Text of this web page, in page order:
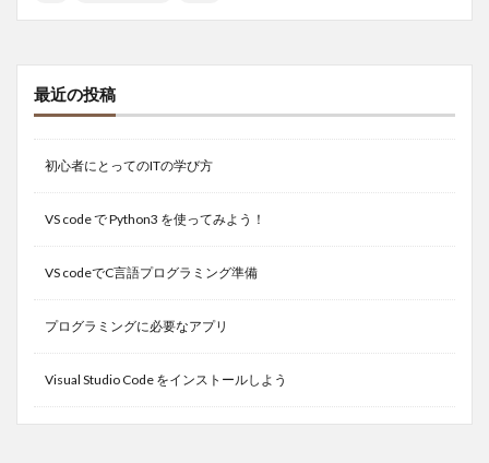
最近の投稿
初心者にとってのITの学び方
VS code で Python3 を使ってみよう！
VS codeでC言語プログラミング準備
プログラミングに必要なアプリ
Visual Studio Code をインストールしよう